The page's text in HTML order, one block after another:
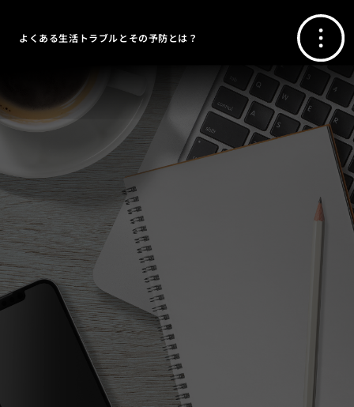
よくある生活トラブルとその予防とは？